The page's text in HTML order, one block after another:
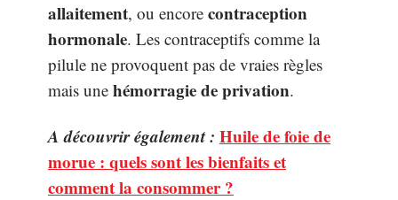
allaitement, ou encore contraception
hormonale. Les contraceptifs comme la
pilule ne provoquent pas de vraies règles
mais une hémorragie de privation.
A découvrir également : Huile de foie de
morue : quels sont les bienfaits et
comment la consommer ?